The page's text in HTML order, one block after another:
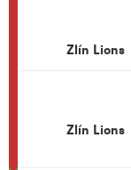
Zlín Lions
Zlín Lions